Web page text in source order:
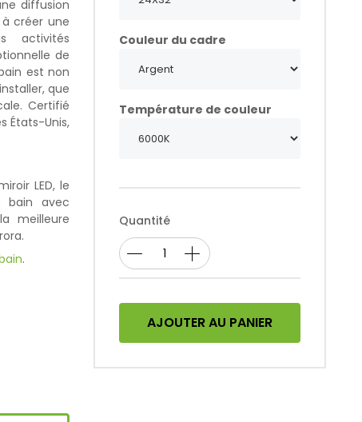
diffusion
créer une
activités
de
est non
que
Certifié
États-Unis,
LED, le
bain avec
meilleure
.
Couleur du cadre
Température de couleur
Quantité
AJOUTER AU PANIER